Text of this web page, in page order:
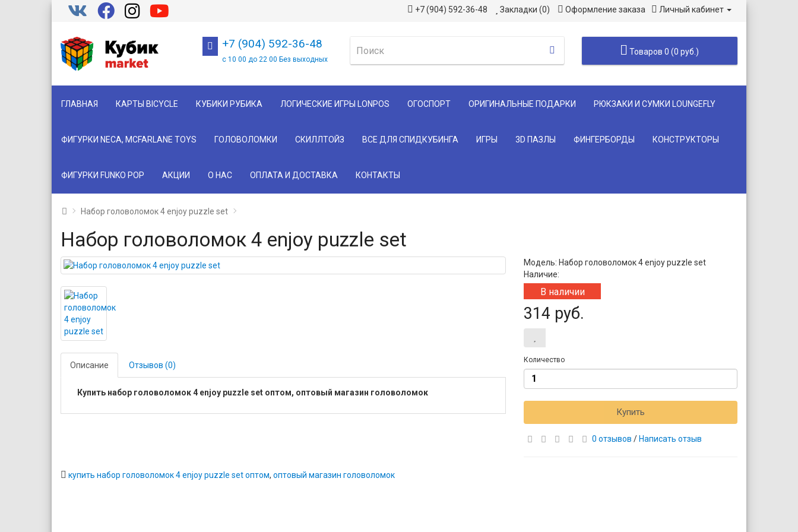
+7 (904) 592-36-48 Закладки (0) Оформление заказа Личный кабинет
+7 (904) 592-36-48
с 10 00 до 22 00 Без выходных
Товаров 0 (0 руб.)
ГЛАВНАЯ КАРТЫ BICYCLE КУБИКИ РУБИКА ЛОГИЧЕСКИЕ ИГРЫ LONPOS ОГОСПОРТ ОРИГИНАЛЬНЫЕ ПОДАРКИ РЮКЗАКИ И СУМКИ LOUNGEFLY
ФИГУРКИ NECA, MCFARLANE TOYS ГОЛОВОЛОМКИ СКИЛЛТОЙЗ ВСЕ ДЛЯ СПИДКУБИНГА ИГРЫ 3D ПАЗЛЫ ФИНГЕРБОРДЫ КОНСТРУКТОРЫ
ФИГУРКИ FUNKO POP АКЦИИ О НАС ОПЛАТА И ДОСТАВКА КОНТАКТЫ
Набор головоломок 4 enjoy puzzle set
Набор головоломок 4 enjoy puzzle set
Описание Отзывов (0)
Купить набор головоломок 4 enjoy puzzle set оптом, оптовый магазин головоломок
Модель: Набор головоломок 4 enjoy puzzle set
Наличие:
В наличии
314 руб.
Количество
Купить
0 отзывов / Написать отзыв
купить набор головоломок 4 enjoy puzzle set оптом, оптовый магазин головоломок